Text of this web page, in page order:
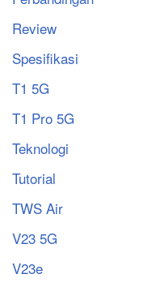
Review
Spesifikasi
T1 5G
T1 Pro 5G
Teknologi
Tutorial
TWS Air
V23 5G
V23e